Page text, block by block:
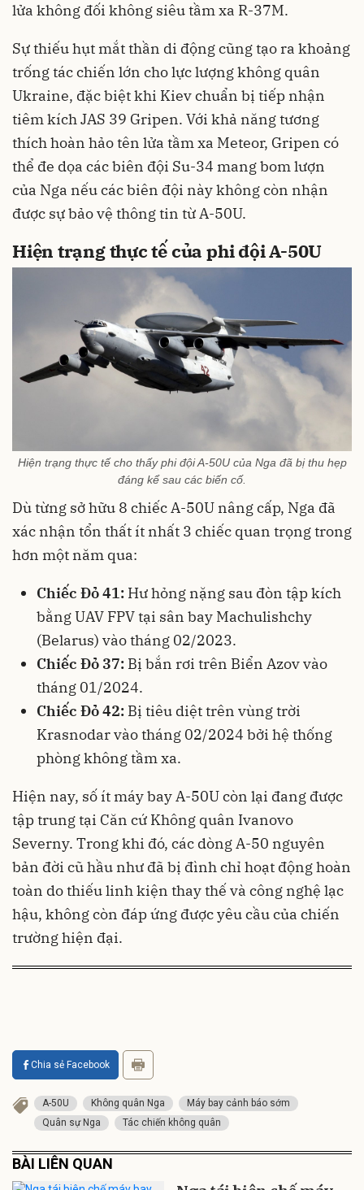
lửa không đối không siêu tầm xa R-37M.
Sự thiếu hụt mắt thần di động cũng tạo ra khoảng
trống tác chiến lớn cho lực lượng không quân
Ukraine, đặc biệt khi Kiev chuẩn bị tiếp nhận
tiêm kích JAS 39 Gripen. Với khả năng tương
thích hoàn hảo tên lửa tầm xa Meteor, Gripen có
thể đe dọa các biên đội Su-34 mang bom lượn
của Nga nếu các biên đội này không còn nhận
được sự bảo vệ thông tin từ A-50U.
Hiện trạng thực tế của phi đội A-50U
Hiện trạng thực tế cho thấy phi đội A-50U của Nga đã bị thu hẹp
đáng kể sau các biến cố.
Dù từng sở hữu 8 chiếc A-50U nâng cấp, Nga đã
xác nhận tổn thất ít nhất 3 chiếc quan trọng trong
hơn một năm qua:
Chiếc Đỏ 41: Hư hỏng nặng sau đòn tập kích
bằng UAV FPV tại sân bay Machulishchy
(Belarus) vào tháng 02/2023.
Chiếc Đỏ 37: Bị bắn rơi trên Biển Azov vào
tháng 01/2024.
Chiếc Đỏ 42: Bị tiêu diệt trên vùng trời
Krasnodar vào tháng 02/2024 bởi hệ thống
phòng không tầm xa.
Hiện nay, số ít máy bay A-50U còn lại đang được
tập trung tại Căn cứ Không quân Ivanovo
Severny. Trong khi đó, các dòng A-50 nguyên
bản đời cũ hầu như đã bị đình chỉ hoạt động hoàn
toàn do thiếu linh kiện thay thế và công nghệ lạc
hậu, không còn đáp ứng được yêu cầu của chiến
trường hiện đại.
Chia sẻ Facebook
A-50U Không quân Nga
Máy bay cảnh báo sớm
Quân sự Nga
Tác chiến không quân
BÀI LIÊN QUAN